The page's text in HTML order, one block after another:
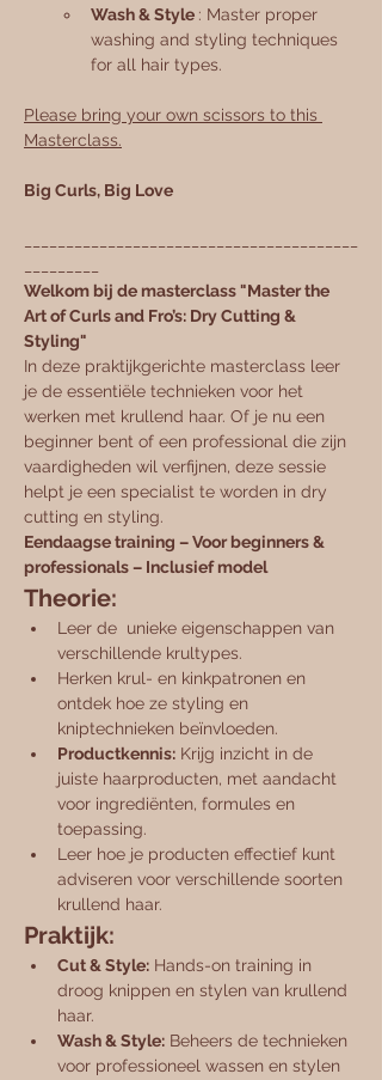
Wash & Style : Master proper
washing and styling techniques
for all hair types.
Please bring your own scissors to this
Masterclass.
Big Curls, Big Love
Welkom bij de masterclass "Master the
Art of Curls and Fro’s: Dry Cutting &
Styling"
In deze praktijkgerichte masterclass leer
je de essentiële technieken voor het
werken met krullend haar. Of je nu een
beginner bent of een professional die zijn
vaardigheden wil verfijnen, deze sessie
helpt je een specialist te worden in dry
cutting en styling.
Eendaagse training – Voor beginners &
professionals – Inclusief model
Theorie:
Leer de  unieke eigenschappen van
verschillende krultypes.
Herken krul- en kinkpatronen en
ontdek hoe ze styling en
kniptechnieken beïnvloeden.
Productkennis: Krijg inzicht in de
juiste haarproducten, met aandacht
voor ingrediënten, formules en
toepassing.
Leer hoe je producten effectief kunt
adviseren voor verschillende soorten
krullend haar.
Praktijk:
Cut & Style: Hands-on training in
droog knippen en stylen van krullend
haar.
Wash & Style: Beheers de technieken
voor professioneel wassen en stylen